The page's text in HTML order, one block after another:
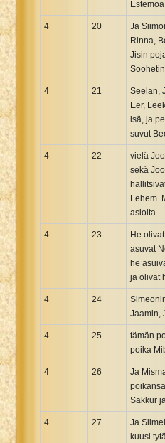
Estemoa.
4 20
Ja
Rinna,
Jisin
4 21
Seelan,
Eer,
isä, ja
suvut
4 22
vielä
sekä
Lehem.
asioita.
4 23
He
asuvat
he
ja olivat
4 24
Jaamin,
4 25
tämän
poika
4 26
Ja
Sakkur
4 27
Ja
kuusi